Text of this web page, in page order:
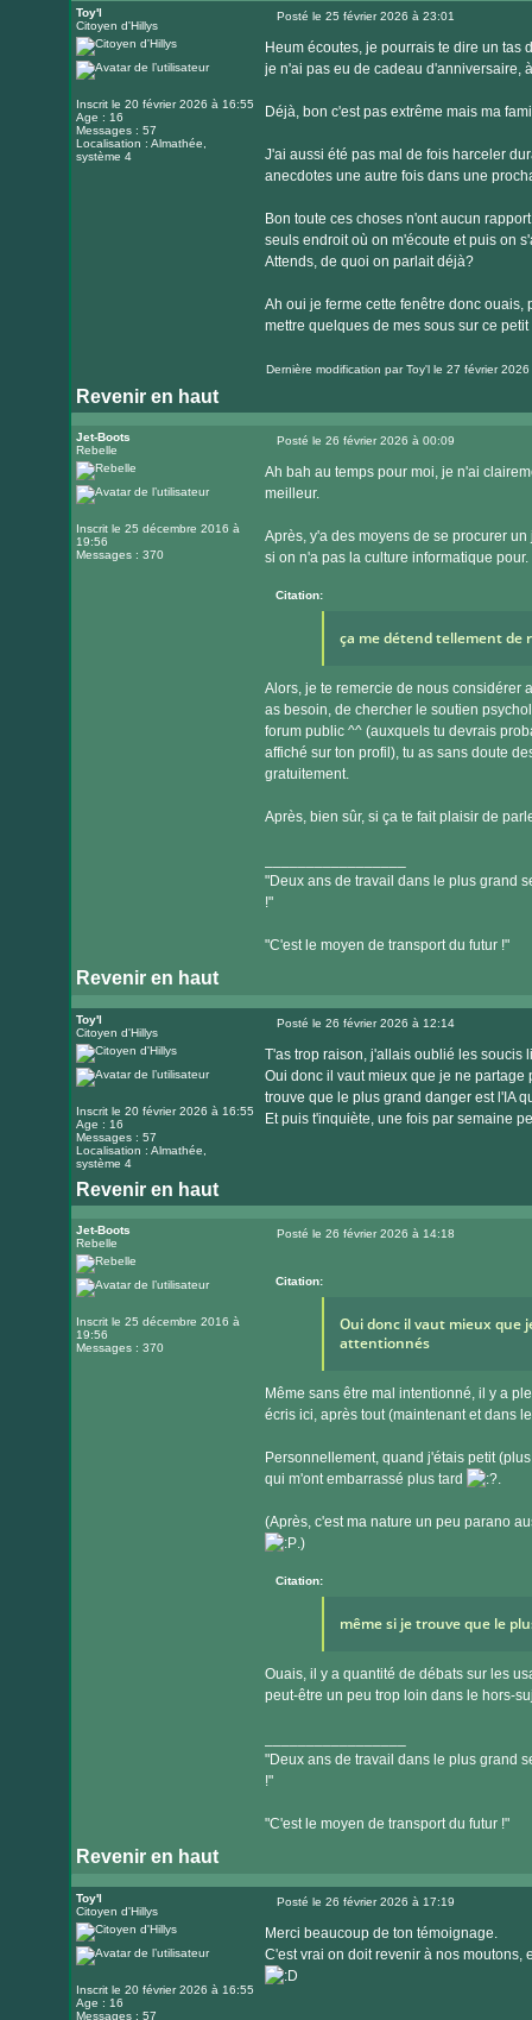
Toy'l
Citoyen d'Hillys
Inscrit le 20 février 2026 à 16:55
Age : 16
Messages : 57
Localisation : Almathée,
système 4
Posté le 25 février 2026 à 23:01
Heum écoutes, je pourrais te dire un tas
je n'ai pas eu de cadeau d'anniversaire,
Déjà, bon c'est pas extrême mais ma
J'ai aussi été pas mal de fois harceler
anecdotes une autre fois dans une
Bon toute ces choses n'ont aucun
seuls endroit où on m'écoute et puis on
Attends, de quoi on parlait déjà?
Ah oui je ferme cette fenêtre donc
mettre quelques de mes sous sur ce
Dernière modification parToy'lle 27 février 2026
Revenir en haut
Jet-Boots
Rebelle
Inscrit le 25 décembre 2016 à
19:56
Messages : 370
Posté le 26 février 2026 à 00:09
Ah bah au temps pour moi, je n'ai
meilleur.
Après, y'a des moyens de se procurer
si on n'a pas la culture informatique pour.
Citation:
ça me détend tellement de
Alors, je te remercie de nous considérer
as besoin, de chercher le soutien
forum public ^^ (auxquels tu devrais
affiché sur ton profil), tu as sans doute
gratuitement.
Après, bien sûr, si ça te fait plaisir de
"Deux ans de travail dans le plus grand
!"
"C'est le moyen de transport du futur !"
Revenir en haut
Toy'l
Citoyen d'Hillys
Inscrit le 20 février 2026 à 16:55
Age : 16
Messages : 57
Localisation : Almathée,
système 4
Posté le 26 février 2026 à 12:14
T'as trop raison, j'allais oublié les soucis
Oui donc il vaut mieux que je ne
trouve que le plus grand danger est l'IA
Et puis t'inquiète, une fois par semaine
Revenir en haut
Jet-Boots
Rebelle
Inscrit le 25 décembre 2016 à
19:56
Messages : 370
Posté le 26 février 2026 à 14:18
Citation:
Oui donc il vaut mieux que
attentionnés
Même sans être mal intentionné, il y a
écris ici, après tout (maintenant et dans
Personnellement, quand j'étais petit
qui m'ont embarrassé plus tard
.
(Après, c'est ma nature un peu parano
.)
Citation:
même si je trouve que le
Ouais, il y a quantité de débats sur les
peut-être un peu trop loin dans le hors-
"Deux ans de travail dans le plus grand
!"
"C'est le moyen de transport du futur !"
Revenir en haut
Toy'l
Citoyen d'Hillys
Inscrit le 20 février 2026 à 16:55
Age : 16
Messages : 57
Posté le 26 février 2026 à 17:19
Merci beaucoup de ton témoignage.
C'est vrai on doit revenir à nos moutons,